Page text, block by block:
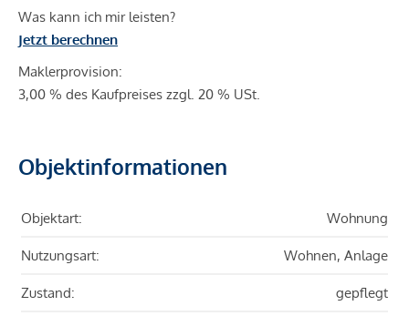
Was kann ich mir leisten?
Jetzt berechnen
Maklerprovision:
3,00 % des Kaufpreises zzgl. 20 % USt.
Objektinformationen
Objektart: Wohnung
Nutzungsart: Wohnen, Anlage
Zustand: gepflegt